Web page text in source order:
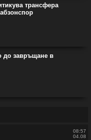
трансфера
до завръщане в
08:57
04.08